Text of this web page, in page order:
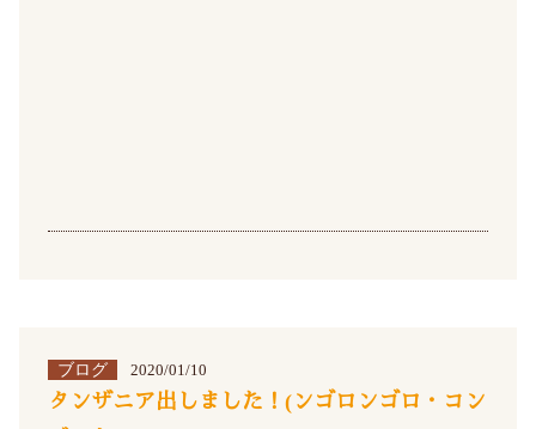
ブログ 2020/01/10
タンザニア出しました！(ンゴロンゴロ・コン